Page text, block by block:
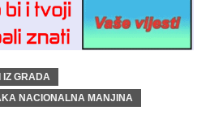
IZ GRADA
NACIONALNA MANJINA